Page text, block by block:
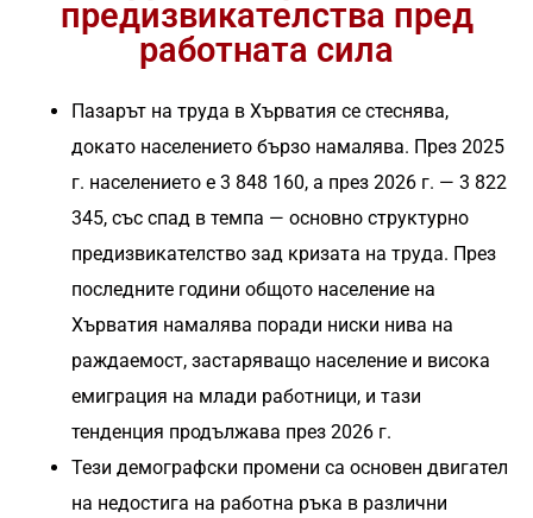
Индустрии, които
обслужваме
таланти
Услуги по
Масово наемане
RPO решения
Унгария
Сърбия
Хърватия
Чехия
Малта
предизвикателства пред
работната сила
Пазарът на труда в Хърватия се стеснява,
докато населението бързо намалява. През 2025
г. населението е 3 848 160, а през 2026 г. — 3 822
345, със спад в темпа — основно структурно
предизвикателство зад кризата на труда. През
последните години общото население на
Хърватия намалява поради ниски нива на
раждаемост, застаряващо население и висока
емиграция на млади работници, и тази
тенденция продължава през 2026 г.
Тези демографски промени са основен двигател
на недостига на работна ръка в различни